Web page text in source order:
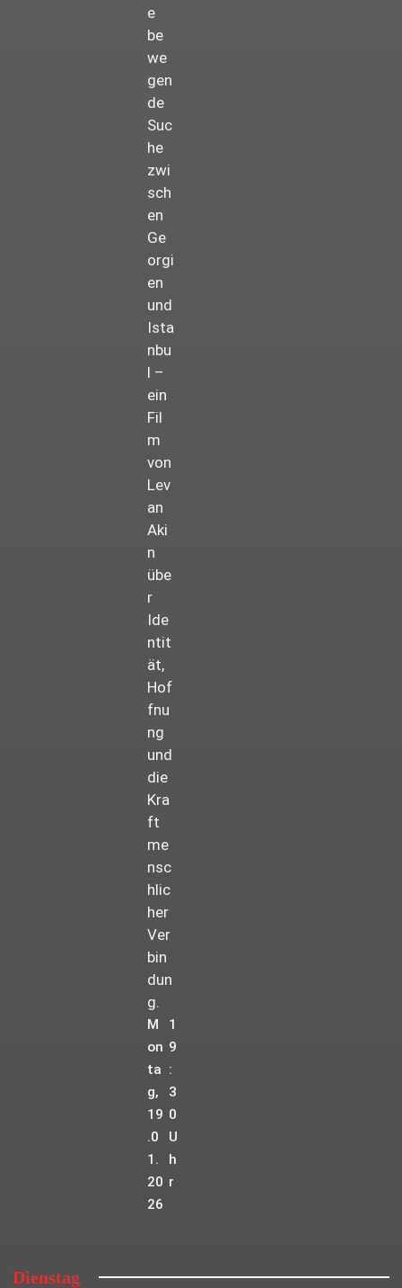
e
be
we
gen
de
Suc
he
zwi
sch
en
Ge
orgi
en
und
Ista
nbu
l –
ein
Fil
m
von
Lev
an
Aki
n
übe
r
Ide
ntit
ät,
Hof
fnu
ng
und
die
Kra
ft
me
nsc
hlic
her
Ver
bin
dun
g.
M
on
ta
g,
19
.0
1.
20
26
1
9
:
3
0
U
h
r
Dienstag